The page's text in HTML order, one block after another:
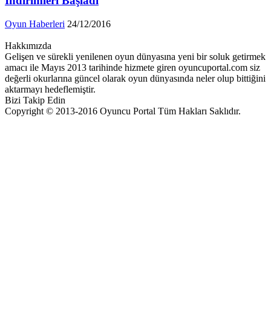
Oyun Haberleri 24/12/2016
Hakkımızda
Gelişen ve sürekli yenilenen oyun dünyasına yeni bir soluk getirmek
amacı ile Mayıs 2013 tarihinde hizmete giren oyuncuportal.com siz
değerli okurlarına güncel olarak oyun dünyasında neler olup bittiğini
aktarmayı hedeflemiştir.
Bizi Takip Edin
Copyright © 2013-2016 Oyuncu Portal Tüm Hakları Saklıdır.